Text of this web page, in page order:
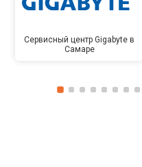
Сервисный центр Gigabyte в
Самаре